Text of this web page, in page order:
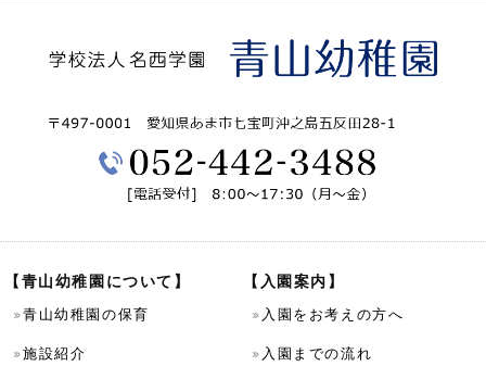
【青山幼稚園について】
青山幼稚園の保育
施設紹介
【入園案内】
入園をお考えの方へ
入園までの流れ